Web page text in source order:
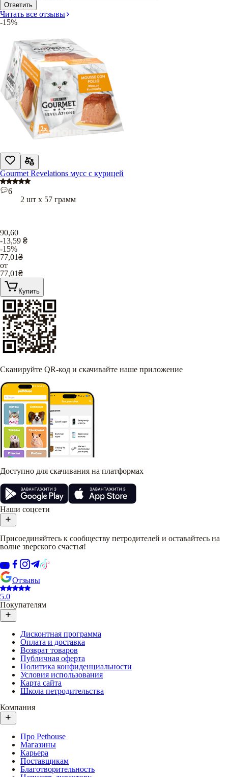
Ответить
Читать все отзывы
-15%
Gourmet Revelations мусс с курицей
6
2 шт х 57 грамм
90,60
-13,59 ₴
-15%
77,01₴
от
77,01₴
Купить
Сканируйте QR-код и скачивайте наше приложение
Доступно для скачивания на платформах
Наши соцсети
Присоединяйтесь к сообществу петродителей и оставайтесь на
волне зверского счастья!
Отзывы
5.0
Покупателям
Дисконтная программа
Оплата и доставка
Возврат товаров
Публичная оферта
Политика конфиденциальности
Условия использования
Карта сайта
Школа петродительства
Компания
Про Pethouse
Магазины
Карьера
Поставщикам
Благотворительность